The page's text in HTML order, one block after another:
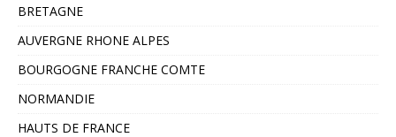
BRETAGNE
AUVERGNE RHONE ALPES
BOURGOGNE FRANCHE COMTE
NORMANDIE
HAUTS DE FRANCE